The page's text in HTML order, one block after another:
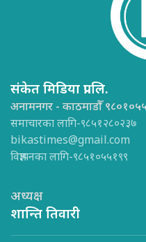
संकेत मिडिया प्रा.लि.
अनामनगर - काठमाडौँ
समाचारका लागि-९८५१२८०२३७
bikastimes@gmail.com
विज्ञापनका लागि-९८५१०५५१९९
अध्यक्ष
शान्ति तिवारी